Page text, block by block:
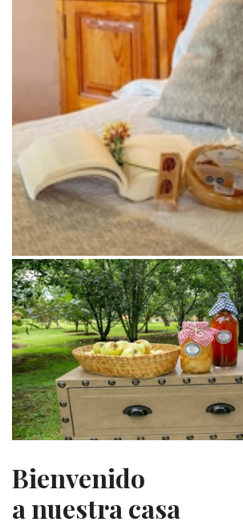
Bienvenido
a nuestra casa